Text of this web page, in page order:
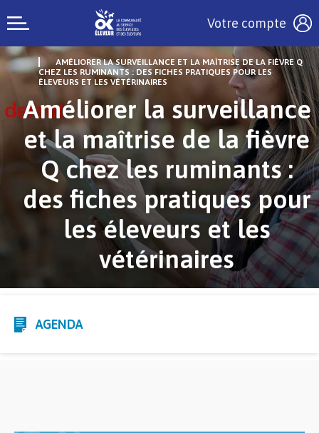
Votre compte
AMÉLIORER LA SURVEILLANCE ET LA MAÎTRISE DE LA FIÈVRE Q
CHEZ LES RUMINANTS : DES FICHES PRATIQUES POUR LES
ÉLEVEURS ET LES VÉTÉRINAIRES
Améliorer la surveillance
et la maîtrise de la fièvre
Q chez les ruminants :
des fiches pratiques pour
les éleveurs et les
vétérinaires
AGENDA